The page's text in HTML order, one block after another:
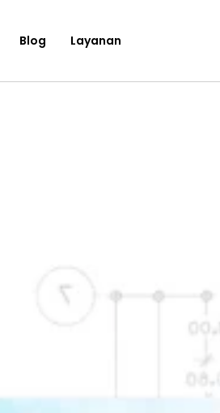
Blog Layanan